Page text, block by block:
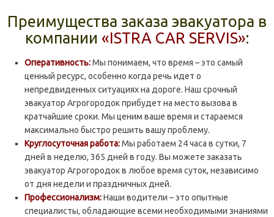
Преимущества заказа эвакуатора в
компании «ISTRA CAR SERVIS»:
Оперативность:Мы понимаем, что время – это самый
ценный ресурс, особенно когда речь идет о
непредвиденных ситуациях на дороге. Наш срочный
эвакуатор Агрогородок прибудет на место вызова в
кратчайшие сроки. Мы ценим ваше время и стараемся
максимально быстро решить вашу проблему.
Круглосуточная работа:Мы работаем 24 часа в сутки, 7
дней в неделю, 365 дней в году. Вы можете заказать
эвакуатор Агрогородок в любое время суток, независимо
от дня недели и праздничных дней.
Профессионализм:Наши водители – это опытные
специалисты, обладающие всеми необходимыми знаниями